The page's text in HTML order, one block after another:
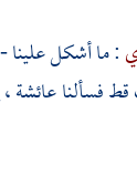
: ما أشكل
فسألناعائشة